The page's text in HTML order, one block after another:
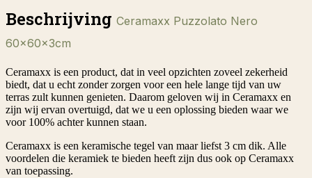
Beschrijving Ceramaxx Puzzolato Nero
60x60x3cm
Ceramaxx is een product, dat in veel opzichten zoveel zekerheid
biedt, dat u echt zonder zorgen voor een hele lange tijd van uw
terras zult kunnen genieten. Daarom geloven wij in Ceramaxx en
zijn wij ervan overtuigd, dat we u een oplossing bieden waar we
voor 100% achter kunnen staan.
Ceramaxx is een keramische tegel van maar liefst 3 cm dik. Alle
voordelen die keramiek te bieden heeft zijn dus ook op Ceramaxx
van toepassing.